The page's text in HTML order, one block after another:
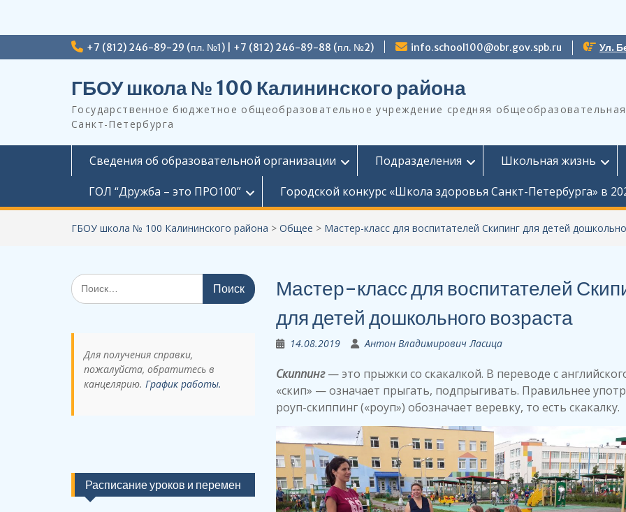
к
+7 (812) 246-89-29 (пл. №1) | +7 (812) 246-89-88 (пл. №2) info.school100@obr.gov.spb.ru Ул.
ГБОУ школа № 100 Калининского района
Государственное бюджетное общеобразовательное учреждение средняя
Санкт-Петербурга
Сведения об образовательной организации Подразделения
Школьная жизнь
ГОЛ “Дружба – это ПРО100”
Городской конкурс «Школа здоровья Санкт-Петербурга» в
ГБОУ школа № 100 Калининского района > Общее > Мастер-класс для воспитателей Скипинг для детей
Мастер-класс для воспитателей
для детей дошкольного возраста
14.08.2019 Антон Владимирович Ласица
Скиппинг— это прыжки со скакалкой. В переводе с
«скип» — означает прыгать, подпрыгивать. Правильнее
роуп-скиппинг («роуп») обозначает веревку, то есть скакалку.
Поиск
по:
Для получения справки,
пожалуйста, обратитесь в
канцелярию. График работы.
Расписание уроков и перемен